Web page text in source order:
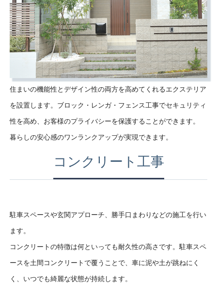
住まいの機能性とデザイン性の両方を高めてくれるエクステリア
を設置します。ブロック・レンガ・フェンス工事でセキュリティ
性を高め、お客様のプライバシーを保護することができます。
暮らしの安心感のワンランクアップが実現できます。
コンクリート工事
駐車スペースや玄関アプローチ、勝手口まわりなどの施工を行い
ます。
コンクリートの特徴は何といっても耐久性の高さです。駐車スペ
ースを土間コンクリートで覆うことで、車に泥や土が跳ねにく
く、いつでも綺麗な状態が持続します。